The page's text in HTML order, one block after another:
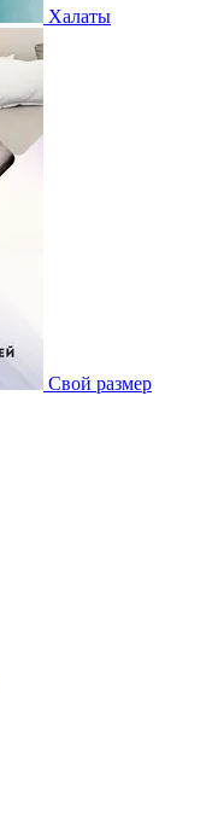
Халаты
Свой размер